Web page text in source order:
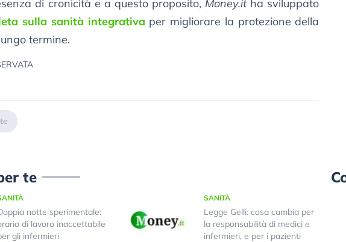
di cronicità e a questo proposito, Money.itha sviluppato
sulla sanità integrativa per migliorare la protezione della
termine.
te
notte sperimentale:
di lavoro inaccettabile
gli infermieri
SANITÀ
Legge Gelli: cosa cambia per
la responsabilità di medici e
infermieri, e per i pazienti